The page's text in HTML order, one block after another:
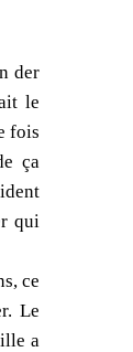
der
le
fois
ça
qui
ce
Le
a